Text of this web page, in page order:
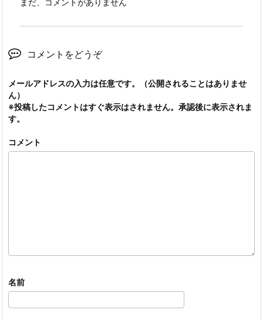
まだ、コメントがありません
コメントをどうぞ
メールアドレスの入力は任意です。（公開されることはありませ
ん）
※投稿したコメントはすぐ表示はされません。承認後に表示されま
す。
コメント
名前